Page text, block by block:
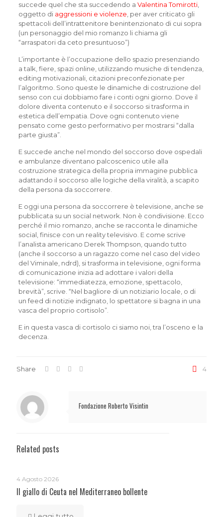
succede quel che sta succedendo a Valentina Tomirotti,
oggetto di aggressioni e violenze , per aver criticato gli
spettacoli dell’intrattenitore benintenzionato di cui sopra
(un personaggio del mio romanzo li chiama gli
“arraspatori da ceto presuntuoso”)
L’importante è l’occupazione dello spazio presenziando
a talk, fiere, spazi online, utilizzando musiche di tendenza,
editing motivazionali, citazioni preconfezionate per
l’algoritmo. Sono queste le dinamiche di costruzione del
senso con cui dobbiamo fare i conti ogni giorno. Dove il
dolore diventa contenuto e il soccorso si trasforma in
estetica dell’empatia. Dove ogni contenuto viene
pensato come gesto performativo per mostrarsi “dalla
parte giusta”.
E succede anche nel mondo del soccorso dove ospedali
e ambulanze diventano palcoscenico utile alla
costruzione strategica della propria immagine pubblica
adattando il soccorso alle logiche della viralità, a scapito
della persona da soccorrere.
E oggi una persona da soccorrere è televisione, anche se
pubblicata su un social network. Non è condivisione. Ecco
perché il mio romanzo, anche se racconta le dinamiche
social, finisce con un reality televisivo. E come scrive
l’analista americano Derek Thompson, quando tutto
(anche il soccorso a un ragazzo come nel caso del video
del Viminale, ndrd), si trasforma in televisione, ogni forma
di comunicazione inizia ad adottare i valori della
televisione: “immediatezza, emozione, spettacolo,
brevità”, scrive. “Nel bagliore di un notiziario locale, o di
un feed di notizie indignato, lo spettatore si bagna in una
vasca del proprio cortisolo”.
E in questa vasca di cortisolo ci siamo noi, tra l’osceno e la
decenza.
Share 4
Fondazione Roberto Visintin
Related posts
4 Agosto 2026
Il giallo di Ceuta nel Mediterraneo bollente